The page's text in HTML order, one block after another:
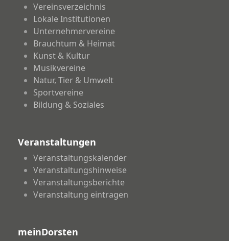
Vereinsverzeichnis
Lokale Institutionen
Unternehmervereine
Brauchtum & Heimat
Kunst & Kultur
Musikvereine
Natur, Tier & Umwelt
Sportvereine
Bildung & Soziales
Veranstaltungen
Veranstaltungskalender
Veranstaltungshinweise
Veranstaltungsberichte
Veranstaltung eintragen
meinDorsten